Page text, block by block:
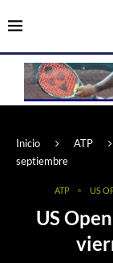
Inicio ATP
septiembre
ATP US
US